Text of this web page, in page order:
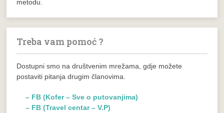
metodu.
Treba vam pomoć ?
Dostupni smo na društvenim mrežama, gdje možete
postaviti pitanja drugim članovima.
– FB (Kofer – Sve o putovanjima)
– FB (Travel centar – V.P)